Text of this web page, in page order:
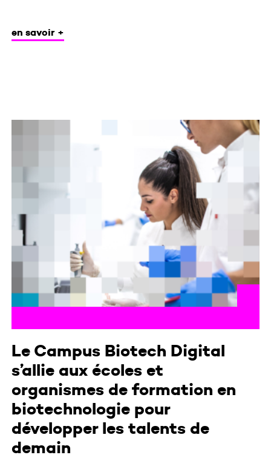
en savoir +
Le Campus Biotech Digital
s’allie aux écoles et
organismes de formation en
biotechnologie pour
développer les talents de
demain